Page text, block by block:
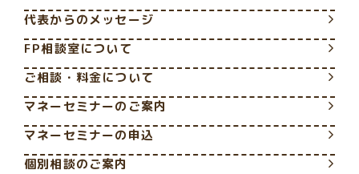
代表からのメッセージ
FP相談室について
ご相談・料金について
マネーセミナーのご案内
マネーセミナーの申込
個別相談のご案内